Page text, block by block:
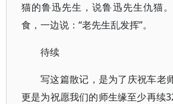
猫的鲁迅先生，说鲁迅先生仇猫
食，一边说：“老先生乱发挥”。
待续
写这篇散记，是为了庆祝车老
更是为祝愿我们的师生缘至少再续